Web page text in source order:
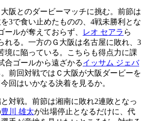
阪とのダービーマッチに挑む。前節は
3で食い止めたものの、4戦未勝利とな
ールが奪えておらず、
レオ セアラ ら
れる。一方のＧ大阪は名古屋に敗れ、3
境に陥っている。こちらも得点力に課
合ゴールから遠ざかるイッサム ジェバ
前回対戦ではＣ大阪が大阪ダービーを
回はいかなる決着を見るか。
対戦。前節は湘南に敗れ2連敗となっ
豊川 雄太が出場停止となるだけに、代